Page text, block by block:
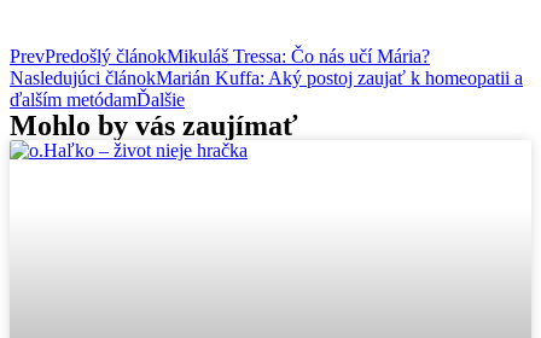
PrevPredošlý článokMikuláš Tressa: Čo nás učí Mária?
Nasledujúci článokMarián Kuffa: Aký postoj zaujať k homeopatii a
ďalším metódamĎalšie
Mohlo by vás zaujímať